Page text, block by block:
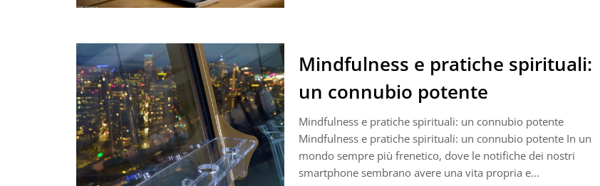
Mindfulness e pratiche spirituali:
un connubio potente
Mindfulness e pratiche spirituali: un connubio potente
Mindfulness e pratiche spirituali: un connubio potente In un
mondo sempre più frenetico, dove le notifiche dei nostri
smartphone sembrano avere una vita propria e…